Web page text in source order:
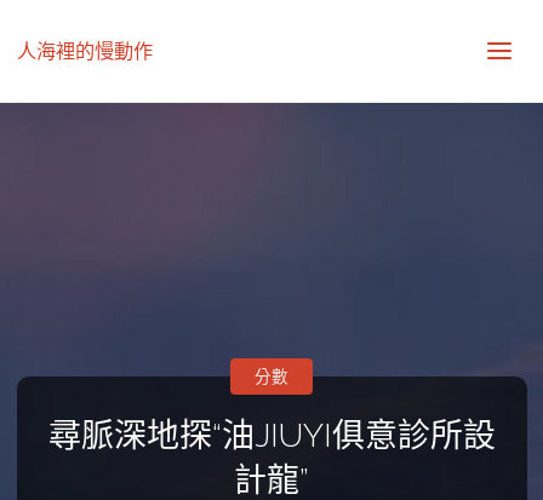
人海裡的慢動作
尋脈深地探“油JIUYI俱意診所設
計龍”
分數